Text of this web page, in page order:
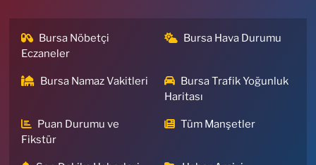
Bursa Nöbetçi
Eczaneler
Bursa Hava Durumu
Bursa Namaz Vakitleri
Bursa Trafik Yoğunluk
Haritası
Puan Durumu ve
Fikstür
Tüm Manşetler